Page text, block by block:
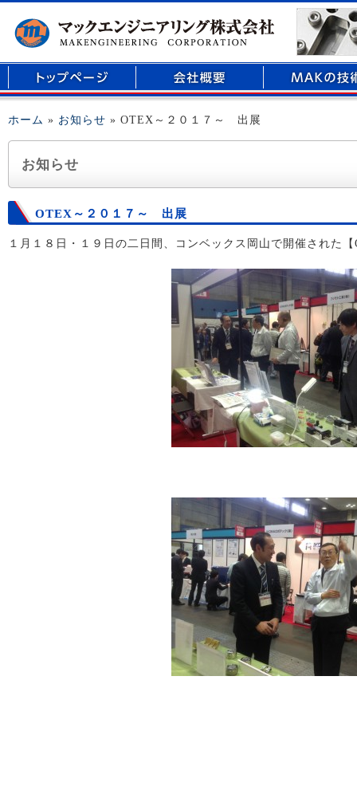
マイクロリアクター、医療用部品の開発、精密部品加工のことなら倉敷市玉島
ホーム » お知らせ » OTEX～２０１７～ 出展
お知らせ
OTEX～２０１７～ 出展
１月１８日・１９日の二日間、コンベックス岡山で開催された